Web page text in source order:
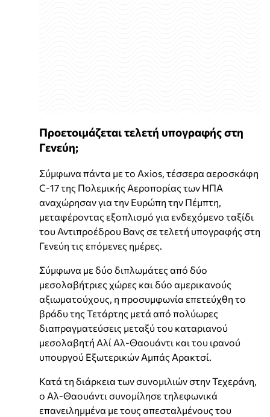
Προετοιμάζεται τελετή υπογραφής στη
Γενεύη;
Σύμφωνα πάντα με το Axios, τέσσερα αεροσκάφη
C-17 της Πολεμικής Αεροπορίας των ΗΠΑ
αναχώρησαν για την Ευρώπη την Πέμπτη,
μεταφέροντας εξοπλισμό για ενδεχόμενο ταξίδι
του Αντιπροέδρου Βανς σε τελετή υπογραφής στη
Γενεύη τις επόμενες ημέρες.
Σύμφωνα με δύο διπλωμάτες από δύο
μεσολαβήτριες χώρες και δύο αμερικανούς
αξιωματούχους, η προσυμφωνία επετεύχθη το
βράδυ της Τετάρτης μετά από πολύωρες
διαπραγματεύσεις μεταξύ του καταριανού
μεσολαβητή Αλί Αλ-Θαουάντι και του ιρανού
υπουργού Εξωτερικών Αμπάς Αρακτσί.
Κατά τη διάρκεια των συνομιλιών στην Τεχεράνη,
ο Αλ-Θαουάντι συνομίλησε τηλεφωνικά
επανειλημμένα με τους απεσταλμένους του